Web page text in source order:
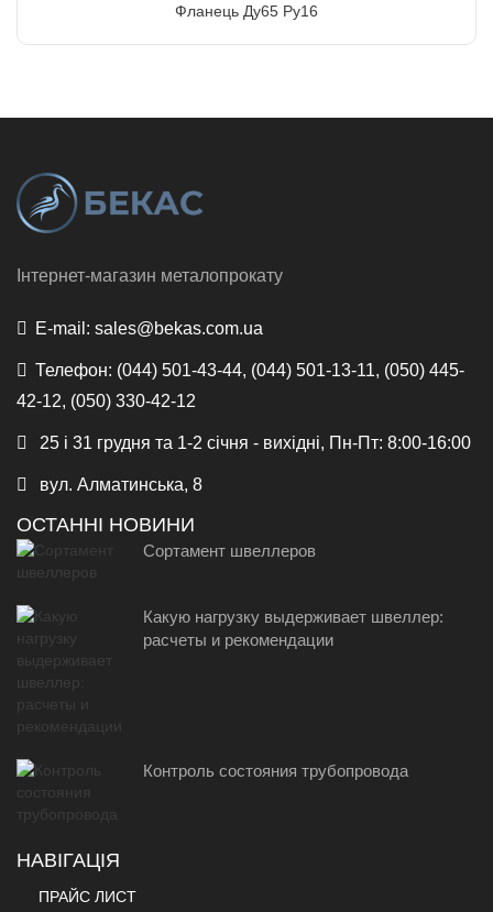
Фланець Ду65 Ру16
Інтернет-магазин металопрокату
E-mail: sales@bekas.com.ua
Телефон: (044) 501-43-44, (044) 501-13-11, (050) 445-
42-12, (050) 330-42-12
25 і 31 грудня та 1-2 січня - вихідні, Пн-Пт: 8:00-16:00
вул. Алматинська, 8
ОСТАННІ НОВИНИ
Сортамент швеллеров
Какую нагрузку выдерживает швеллер:
расчеты и рекомендации
Контроль состояния трубопровода
НАВІГАЦІЯ
ПРАЙС ЛИСТ